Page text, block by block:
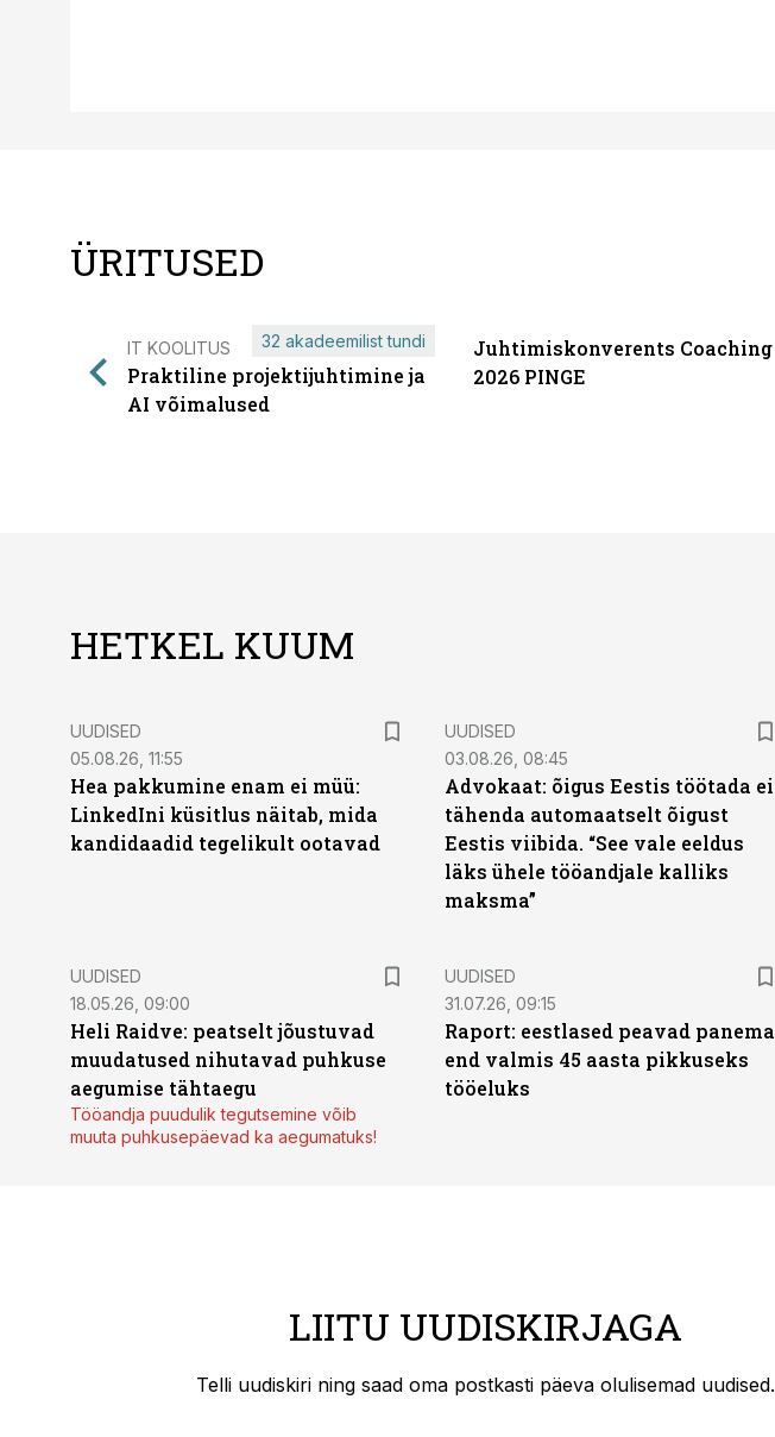
ÜRITUSED
IT KOOLITUS
Praktiline projektijuhtimine ja
AI võimalused
32 akadeemilist tundi
Juhtimiskonverents Coaching
2026 PINGE
HETKEL KUUM
UUDISED
05.08.26, 11:55
Hea pakkumine enam ei müü:
LinkedIni küsitlus näitab, mida
kandidaadid tegelikult ootavad
UUDISED
03.08.26, 08:45
Advokaat: õigus Eestis töötada ei
tähenda automaatselt õigust
Eestis viibida. “See vale eeldus
läks ühele tööandjale kalliks
maksma”
UUDISED
18.05.26, 09:00
Heli Raidve: peatselt jõustuvad
muudatused nihutavad puhkuse
aegumise tähtaegu
Tööandja puudulik tegutsemine võib
muuta puhkusepäevad ka aegumatuks!
UUDISED
31.07.26, 09:15
Raport: eestlased peavad panema
end valmis 45 aasta pikkuseks
tööeluks
LIITU UUDISKIRJAGA
Telli uudiskiri ning saad oma postkasti päeva olulisemad uudised.